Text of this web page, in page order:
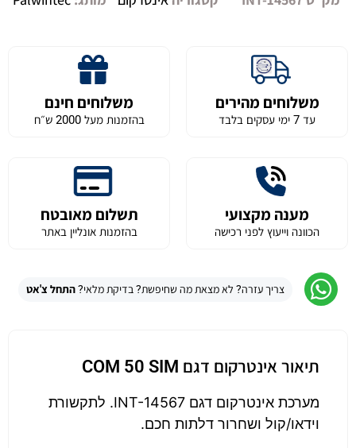
משלוחים מהירים
עד 7 ימי עסקים בלבד
משלוחים חינם
בהזמנות מעל 2000 ש״ח
מענה מקצועי
הכוונה וייעוץ לפני רכישה
תשלום מאובטח
בהזמנות אונליין באתר
צריך עזרה? לא מצאת מה שחיפשת? בדיקת מלאי?התחל צ'אט
תיאור אינטרקום דגם COM 50 SIM
מערכת אינטרקום דגם INT-14567. לתקשורת
וידאו/קול ושחרור דלתות חכם.